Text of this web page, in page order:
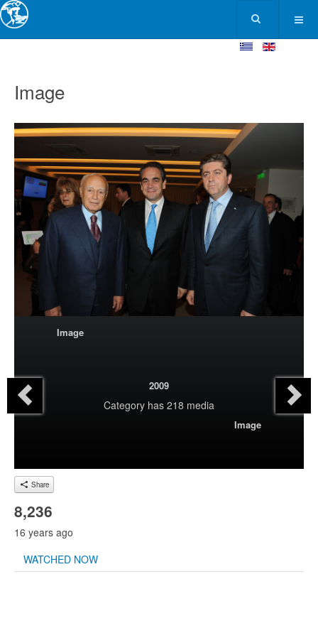
Image
Image
2009
Category has 218 media
Image
Share
8,236
16 years ago
WATCHED NOW